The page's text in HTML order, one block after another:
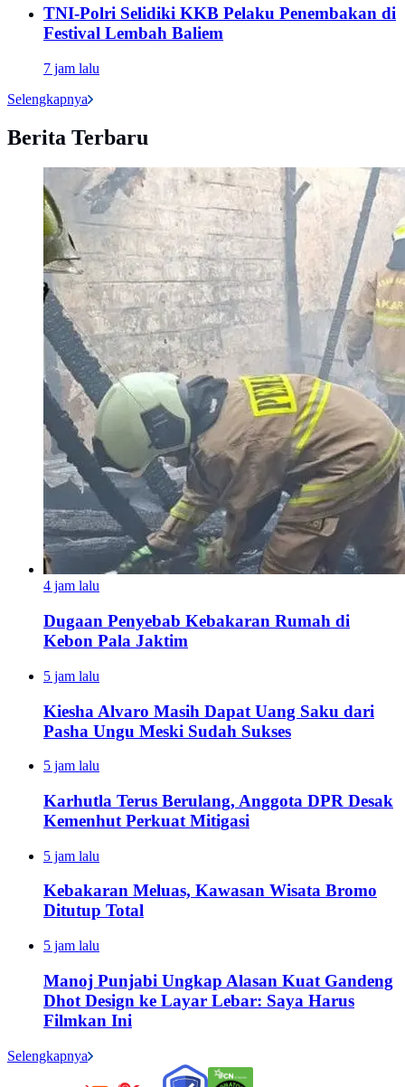
TNI-Polri Selidiki KKB Pelaku Penembakan di
Festival Lembah Baliem
7 jam lalu
Selengkapnya
Berita Terbaru
4 jam lalu
Dugaan Penyebab Kebakaran Rumah di
Kebon Pala Jaktim
5 jam lalu
Kiesha Alvaro Masih Dapat Uang Saku dari
Pasha Ungu Meski Sudah Sukses
5 jam lalu
Karhutla Terus Berulang, Anggota DPR Desak
Kemenhut Perkuat Mitigasi
5 jam lalu
Kebakaran Meluas, Kawasan Wisata Bromo
Ditutup Total
5 jam lalu
Manoj Punjabi Ungkap Alasan Kuat Gandeng
Dhot Design ke Layar Lebar: Saya Harus
Filmkan Ini
Selengkapnya